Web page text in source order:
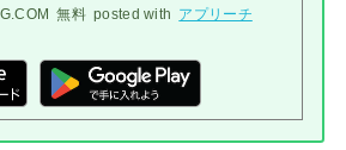
無料 posted with アプリーチ